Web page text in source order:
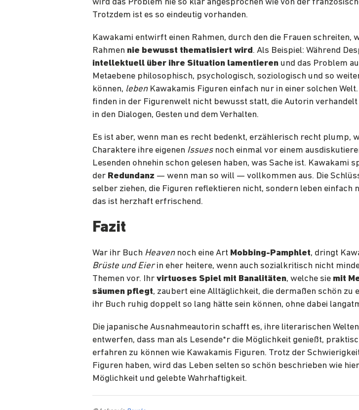
wird das Problem nie so klar angesprochen wie von der
Trotzdem ist es so eindeutig vorhanden.
Kawakami entwirft einen Rahmen, durch den die Frauen schreiten,
Rahmen nie bewusst thematisiert wird . Als Beispiel: Während
intellektuell über ihre Situation lamentieren und das Problem
Metaebene philosophisch, psychologisch, soziologisch und so
können, lebenKawakamis Figuren einfach nur in einer solchen
finden in der Figurenwelt nicht bewusst statt, die Autorin
in den Dialogen, Gesten und dem Verhalten.
Es ist aber, wenn man es recht bedenkt, erzählerisch recht plump,
Charaktere ihre eigenen Issuesnoch einmal vor einem
Lesenden ohnehin schon gelesen haben, was Sache ist. Kawakami
der Redundanz — wenn man so will — vollkommen aus. Die
selber ziehen, die Figuren reflektieren nicht, sondern leben einfach
das ist herzhaft erfrischend.
Fazit
War ihr Buch Heavennoch eine Art Mobbing-Pamphlet, dringt
Brüste und Eierin eher heitere, wenn auch sozialkritisch nicht
Themen vor. Ihr virtuoses Spiel mit Banalitäten, welche sie mit
säumen pflegt, zaubert eine Alltäglichkeit, die dermaßen schön zu
ihr Buch ruhig doppelt so lang hätte sein können, ohne dabei
Die japanische Ausnahmeautorin schafft es, ihre literarischen
entwerfen, dass man als Lesende*r die Möglichkeit genießt,
erfahren zu können wie Kawakamis Figuren. Trotz der
Figuren haben, wird das Leben selten so schön beschrieben wie
Möglichkeit und gelebte Wahrhaftigkeit.